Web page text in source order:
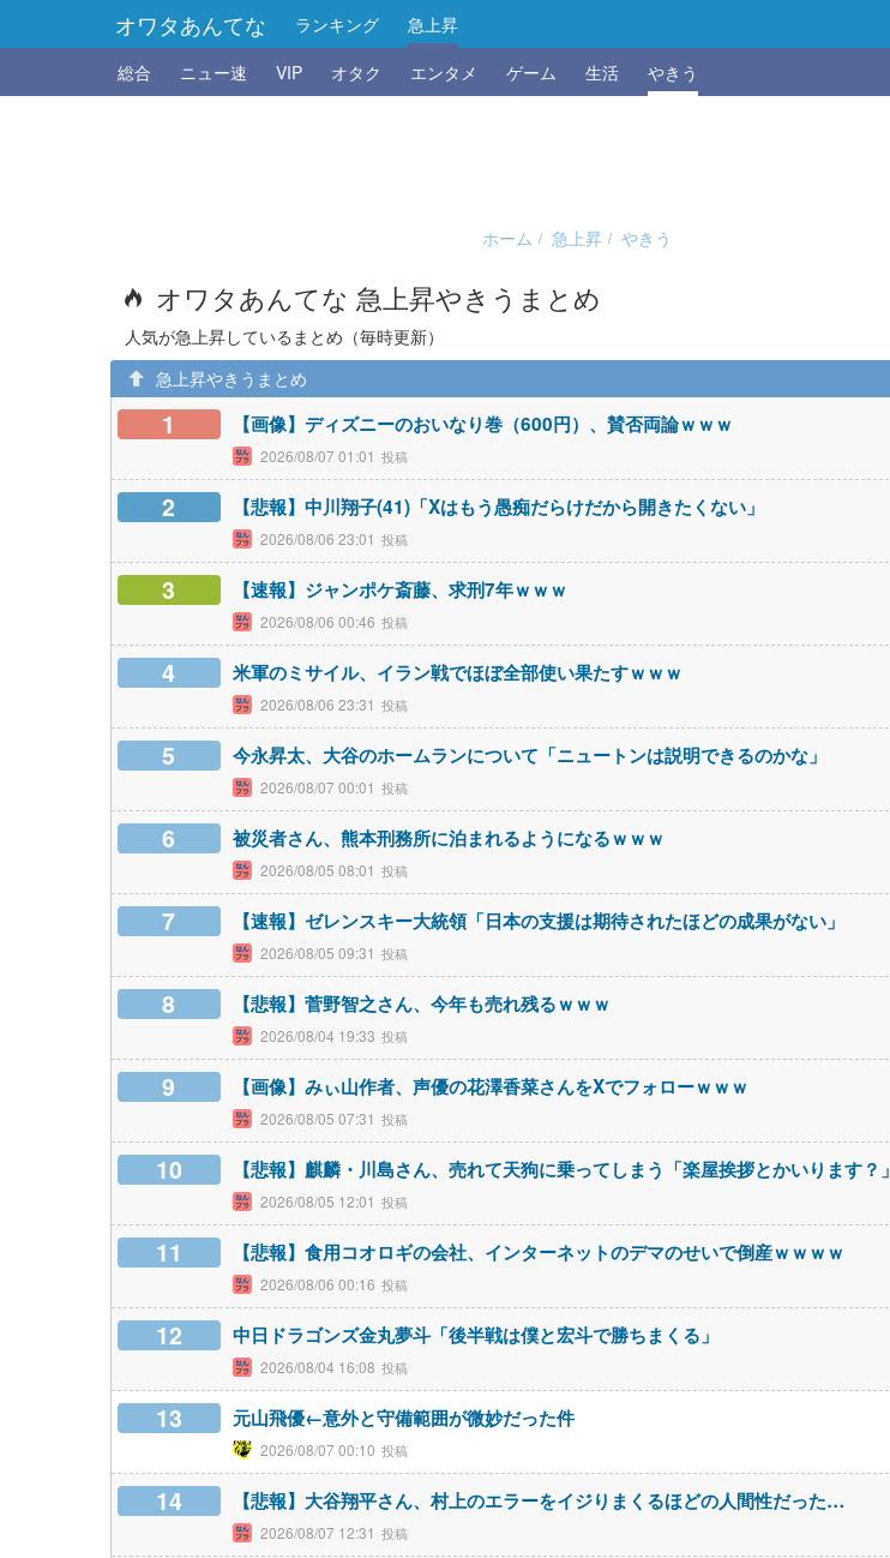
オワタあんてな ランキング
急上昇
総合
ニュー速 VIP オタク エンタメ ゲーム 生活 やきう
ホーム 急上昇 やきう
オワタあんてな 急上昇やきうまとめ
人気が急上昇しているまとめ（毎時更新）
急上昇やきうまとめ
1 【画像】ディズニーのおいなり巻（600円）、賛否両論ｗｗｗ
2026/08/07 01:01
2 【悲報】中川翔子(41)「Xはもう愚痴だらけだから開きたくない」
2026/08/06 23:01
3 【速報】ジャンポケ斎藤、求刑7年ｗｗｗ
2026/08/06 00:46
4 米軍のミサイル、イラン戦でほぼ全部使い果たすｗｗｗ
2026/08/06 23:31
5 今永昇太、大谷のホームランについて「ニュートンは説明できるのかな」
2026/08/07 00:01
6 被災者さん、熊本刑務所に泊まれるようになるｗｗｗ
2026/08/05 08:01
7 【速報】ゼレンスキー大統領「日本の支援は期待されたほどの成果がない」
2026/08/05 09:31
8 【悲報】菅野智之さん、今年も売れ残るｗｗｗ
2026/08/04 19:33
9 【画像】みぃ山作者、声優の花澤香菜さんをXでフォローｗｗｗ
2026/08/05 07:31
10 【悲報】麒麟・川島さん、売れて天狗に乗ってしまう「楽屋挨拶とかいります？」
2026/08/05 12:01
11 【悲報】食用コオロギの会社、インターネットのデマのせいで倒産ｗｗｗｗ
2026/08/06 00:16
12 中日ドラゴンズ金丸夢斗「後半戦は僕と宏斗で勝ちまくる」
2026/08/04 16:08
13 元山飛優←意外と守備範囲が微妙だった件
2026/08/07 00:10
14 【悲報】大谷翔平さん、村上のエラーをイジりまくるほどの人間性だった…
2026/08/07 12:31